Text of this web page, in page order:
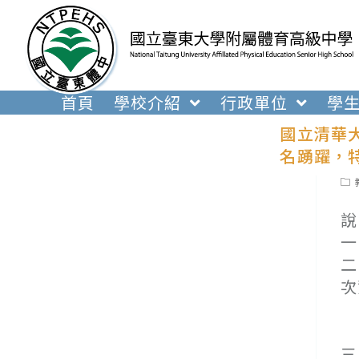
內
首頁 學校介紹 行政單位 學
國立清華
名踴躍，